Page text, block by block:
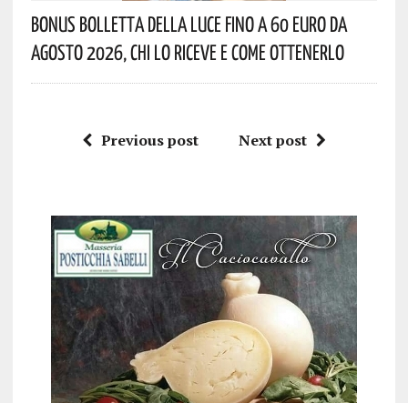
Bonus Bolletta Della Luce Fino A 60 Euro Da
Agosto 2026, Chi Lo Riceve E Come Ottenerlo
Previous post Next post